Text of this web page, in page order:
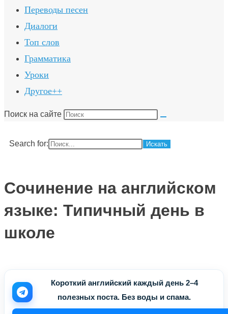
Переводы песен
Диалоги
Топ слов
Грамматика
Уроки
Другое++
Поиск на сайте
Search for:
Сочинение на английском
языке: Типичный день в
школе
Короткий английский каждый день 2–4
полезных поста. Без воды и спама.